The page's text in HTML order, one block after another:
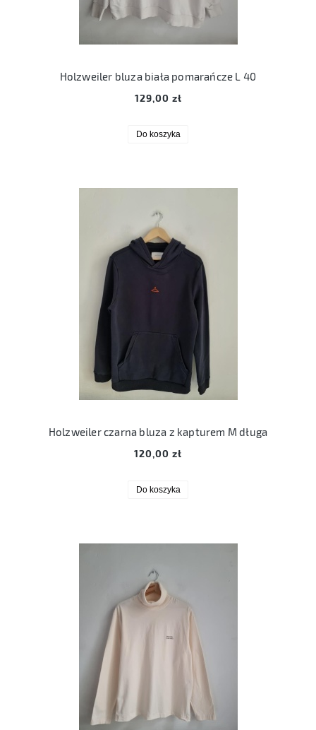
Holzweiler bluza biała pomarańcze L 40
129,00 zł
Do koszyka
Holzweiler czarna bluza z kapturem M długa
120,00 zł
Do koszyka